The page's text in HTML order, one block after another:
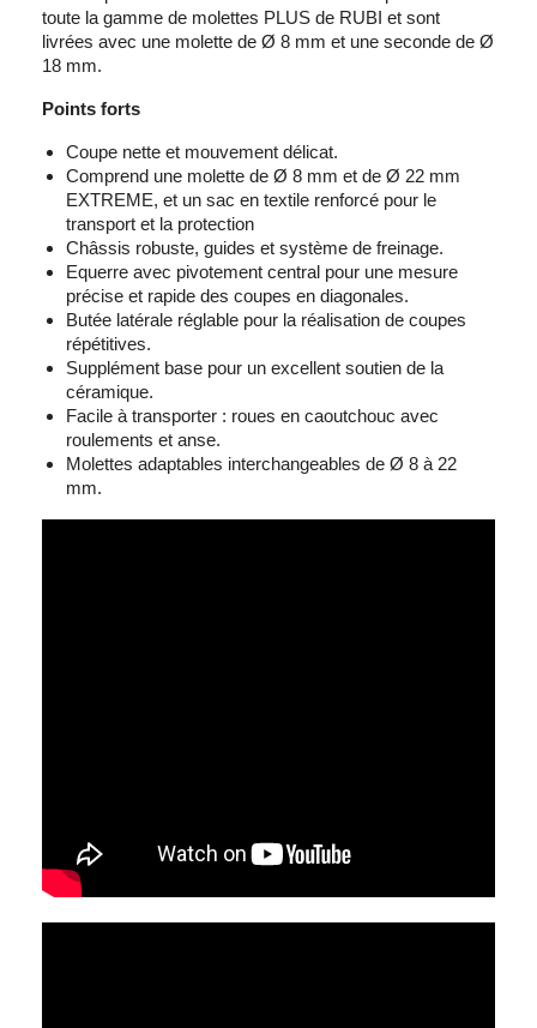
toute la gamme de molettes PLUS de RUBI et sont
livrées avec une molette de Ø 8 mm et une seconde de Ø
18 mm.
Points forts
Coupe nette et mouvement délicat.
Comprend une molette de Ø 8 mm et de Ø 22 mm
EXTREME, et un sac en textile renforcé pour le
transport et la protection
Châssis robuste, guides et système de freinage.
Equerre avec pivotement central pour une mesure
précise et rapide des coupes en diagonales.
Butée latérale réglable pour la réalisation de coupes
répétitives.
Supplément base pour un excellent soutien de la
céramique.
Facile à transporter : roues en caoutchouc avec
roulements et anse.
Molettes adaptables interchangeables de Ø 8 à 22
mm.